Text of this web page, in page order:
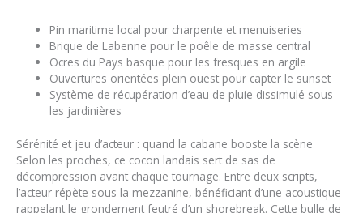
Pin maritime local pour charpente et menuiseries
Brique de Labenne pour le poêle de masse central
Ocres du Pays basque pour les fresques en argile
Ouvertures orientées plein ouest pour capter le sunset
Système de récupération d’eau de pluie dissimulé sous
les jardinières
Sérénité et jeu d’acteur : quand la cabane booste la scène
Selon les proches, ce cocon landais sert de sas de
décompression avant chaque tournage. Entre deux scripts,
l’acteur répète sous la mezzanine, bénéficiant d’une acoustique
rappelant le grondement feutré d’un shorebreak. Cette bulle de